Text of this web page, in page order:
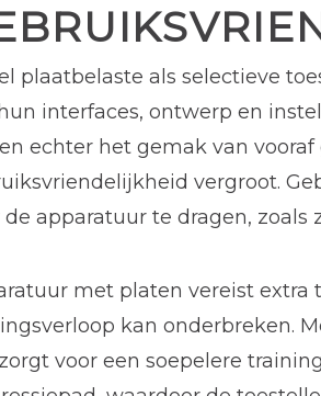
plaatbelaste als selectieve
interfaces, ontwerp en
echter het gemak van
vergroot.
de apparatuur te dragen,
met platen vereist extra
kan onderbreken.
voor een soepelere